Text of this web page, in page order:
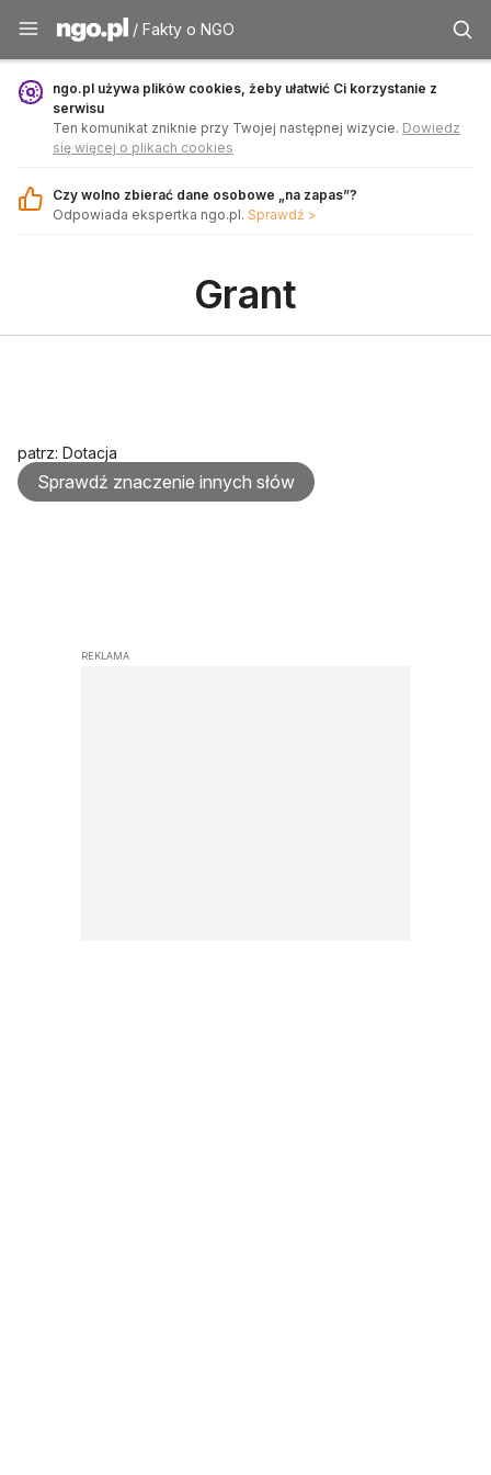
Fakty o NGO - ngo.pl
/ Fakty o NGO
ngo.pl używa plików cookies, żeby ułatwić Ci korzystanie z
serwisu
Ten komunikat zniknie przy Twojej następnej wizycie. Dowiedz
się więcej o plikach cookies
Czy wolno zbierać dane osobowe „na zapas”?
Odpowiada ekspertka ngo.pl. Sprawdź >
Grant
patrz: Dotacja
Sprawdź znaczenie innych słów
REKLAMA